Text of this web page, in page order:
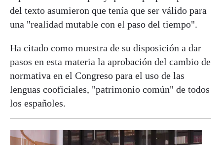
del texto asumieron que tenía que ser válido para
una "realidad mutable con el paso del tiempo".
Ha citado como muestra de su disposición a dar
pasos en esta materia la aprobación del cambio de
normativa en el Congreso para el uso de las
lenguas cooficiales, "patrimonio común" de todos
los españoles.